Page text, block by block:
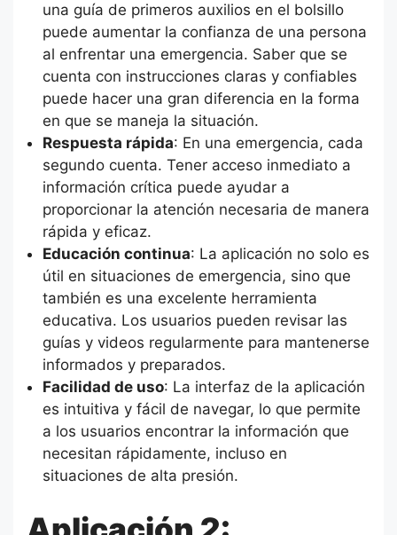
una guía de primeros auxilios en el bolsillo
puede aumentar la confianza de una persona
al enfrentar una emergencia. Saber que se
cuenta con instrucciones claras y confiables
puede hacer una gran diferencia en la forma
en que se maneja la situación.
Respuesta rápida: En una emergencia, cada
segundo cuenta. Tener acceso inmediato a
información crítica puede ayudar a
proporcionar la atención necesaria de manera
rápida y eficaz.
Educación continua: La aplicación no solo es
útil en situaciones de emergencia, sino que
también es una excelente herramienta
educativa. Los usuarios pueden revisar las
guías y videos regularmente para mantenerse
informados y preparados.
Facilidad de uso: La interfaz de la aplicación
es intuitiva y fácil de navegar, lo que permite
a los usuarios encontrar la información que
necesitan rápidamente, incluso en
situaciones de alta presión.